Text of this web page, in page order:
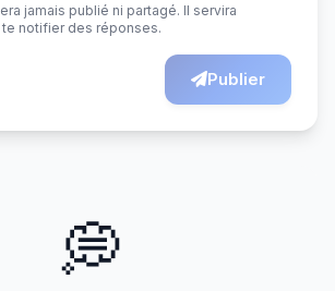
jamais publié ni partagé. Il servira
notifier des réponses.
Publier
💭